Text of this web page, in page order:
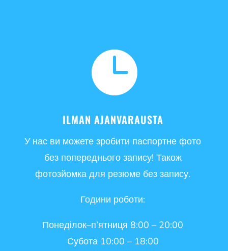

ILMAN AJANVARAUSTA
У нас ви можете зробити паспортне фото
без попереднього запису! Також
фотозйомка для резюме без запису.
Години роботи:
Понеділок–п’ятниця 8:00 – 20:00
Субота 10:00 – 18:00